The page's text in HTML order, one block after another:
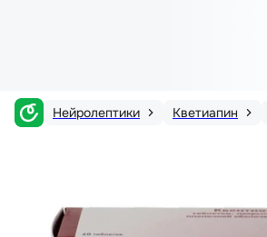
Нейролептики Кветиапин